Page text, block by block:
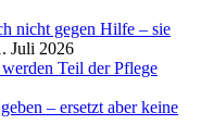
nicht gegen Hilfe – sie
Juli 2026
Teil der Pflege
– ersetzt aber keine